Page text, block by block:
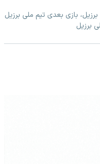
بازی بعدی تیم ملی برزیل
برزیل